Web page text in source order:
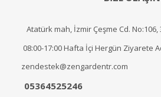
Atatürk mah, İzmir Çeşme Cd.
08:00-17:00 Hafta İçi Hergün Ziyarete
zendestek@zengardentr.com
05364525246